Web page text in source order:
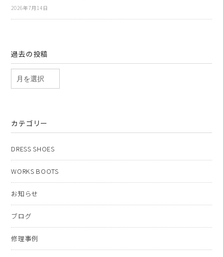
2026年7月14日
過去の投稿
カテゴリー
DRESS SHOES
WORKS BOOTS
お知らせ
ブログ
修理事例